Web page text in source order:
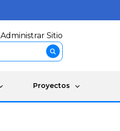
Administrar Sitio
Proyectos